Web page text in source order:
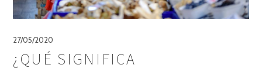
27/05/2020
¿QUÉ SIGNIFICA